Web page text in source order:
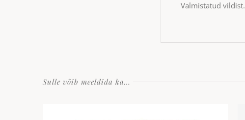
Valmistatud vildist.
Sulle võib meeldida ka…